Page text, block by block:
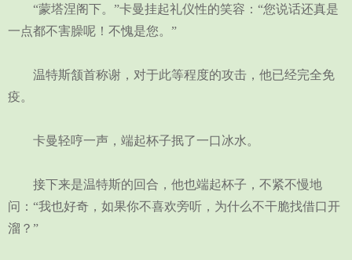
“蒙塔涅阁下。”卡曼挂起礼仪性的笑容：“您说话还真是
一点都不害臊呢！不愧是您。”
温特斯颔首称谢，对于此等程度的攻击，他已经完全免
疫。
卡曼轻哼一声，端起杯子抿了一口冰水。
接下来是温特斯的回合，他也端起杯子，不紧不慢地
问：“我也好奇，如果你不喜欢旁听，为什么不干脆找借口开
溜？”